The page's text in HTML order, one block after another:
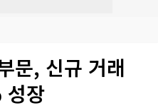
문, 신규 거래
성장